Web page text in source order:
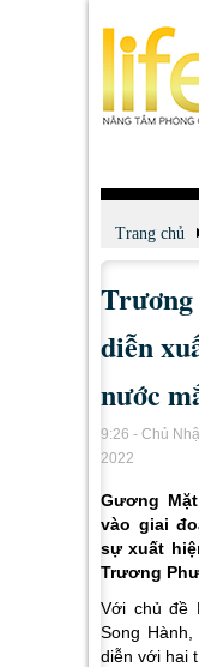
Trang chủ
Xem -
diễn
nước
9:26 - Chủ
2022
Gương
vào giai
sự xuất
Trương
Với chủ đề
Song
diễn với hai